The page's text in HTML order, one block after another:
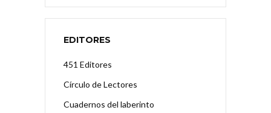
EDITORES
451 Editores
Círculo de Lectores
Cuadernos del laberinto